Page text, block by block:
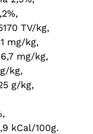
TV/kg,
mg/kg,
mg/kg,
kg,
g/kg,
kCal/100g.